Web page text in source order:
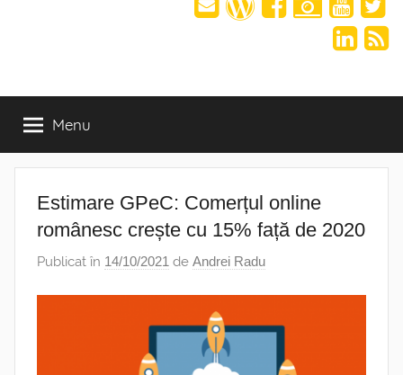
Menu
Estimare GPeC: Comerțul online
românesc crește cu 15% față de 2020
Publicat în 14/10/2021 de Andrei Radu